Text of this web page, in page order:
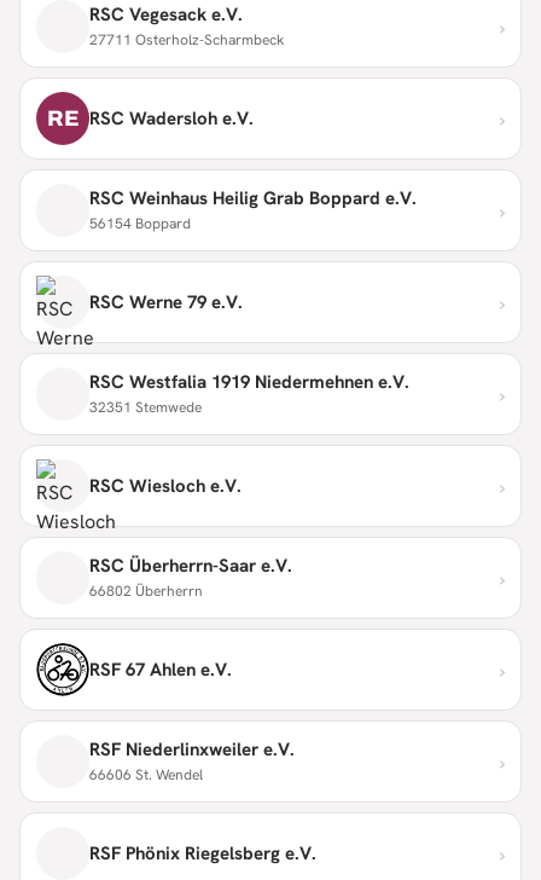
RSC Vegesack e.V.
27711 Osterholz-Scharmbeck ›
RE RSC Wadersloh e.V. ›
RSC Weinhaus Heilig Grab Boppard e.V.
56154 Boppard ›
RSC Werne 79 e.V. ›
RSC Westfalia 1919 Niedermehnen e.V.
32351 Stemwede ›
RSC Wiesloch e.V. ›
RSC Überherrn-Saar e.V.
66802 Überherrn ›
RSF 67 Ahlen e.V. ›
RSF Niederlinxweiler e.V.
66606 St. Wendel ›
RSF Phönix Riegelsberg e.V. ›